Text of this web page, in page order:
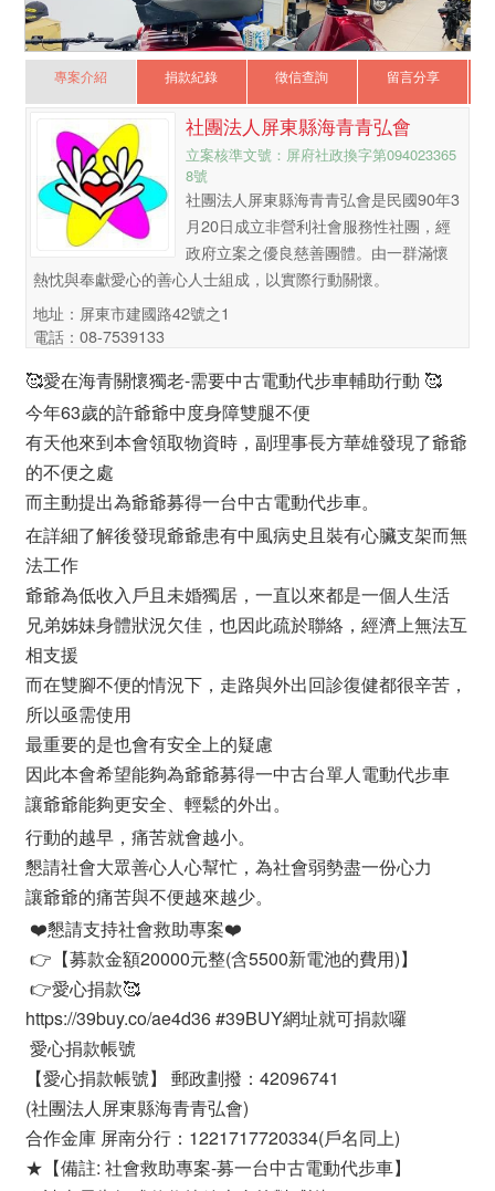
專案介紹 捐款紀錄 徵信查詢 留言分享
社團法人屏東縣海青青弘會
立案核準文號：屏府社政換字第094023365
8號
社團法人屏東縣海青青弘會是民國90年3
月20日成立非營利社會服務性社團，經
政府立案之優良慈善團體。由一群滿懷
熱忱與奉獻愛心的善心人士組成，以實際行動關懷。
地址：屏東市建國路42號之1
電話：08-7539133
🥰愛在海青關懷獨老-需要中古電動代步車輔助行動 🥰
今年63歲的許爺爺中度身障雙腿不便
有天他來到本會領取物資時，副理事長方華雄發現了爺爺
的不便之處
而主動提出為爺爺募得一台中古電動代步車。
在詳細了解後發現爺爺患有中風病史且裝有心臟支架而無
法工作
爺爺為低收入戶且未婚獨居，一直以來都是一個人生活
兄弟姊妹身體狀況欠佳，也因此疏於聯絡，經濟上無法互
相支援
而在雙腳不便的情況下，走路與外出回診復健都很辛苦，
所以亟需使用
最重要的是也會有安全上的疑慮
因此本會希望能夠為爺爺募得一中古台單人電動代步車
讓爺爺能夠更安全、輕鬆的外出。
行動的越早，痛苦就會越小。
懇請社會大眾善心人心幫忙，為社會弱勢盡一份心力
讓爺爺的痛苦與不便越來越少。
❤️懇請支持社會救助專案❤️
👉【募款金額20000元整(含5500新電池的費用)】
👉愛心捐款🥰
https://39buy.co/ae4d36 #39BUY網址就可捐款囉
愛心捐款帳號
【愛心捐款帳號】 郵政劃撥：42096741
(社團法人屏東縣海青青弘會)
合作金庫 屏南分行：1221717720334(戶名同上)
★【備註: 社會救助專案-募一台中古電動代步車】